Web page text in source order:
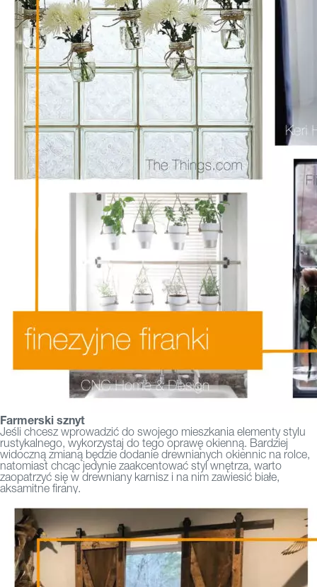
Farmerski sznyt
Jeśli chcesz wprowadzić do swojego mieszkania elementy stylu
rustykalnego, wykorzystaj do tego oprawę okienną. Bardziej
widoczną zmianą będzie dodanie drewnianych okiennic na rolce,
natomiast chcąc jedynie zaakcentować styl wnętrza, warto
zaopatrzyć się w drewniany karnisz i na nim zawiesić białe,
aksamitne firany.